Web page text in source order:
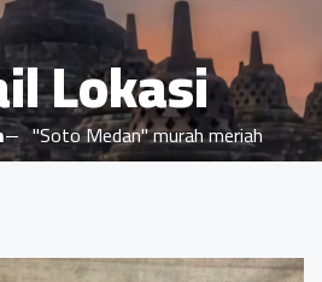
Lokasi
"Soto Medan" murah meriah